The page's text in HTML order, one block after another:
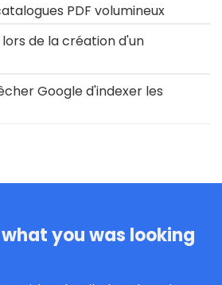
PDF volumineux
de la création d'un
Google d'indexer les
you was looking